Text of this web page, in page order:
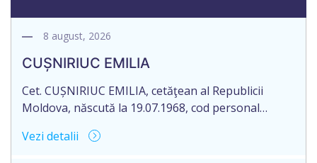
8 august, 2026
CUȘNIRIUC EMILIA
Cet. CUȘNIRIUC EMILIA, cetăţean al Republicii
Moldova, născută la 19.07.1968, cod personal
raionul Fălești, satul Comarovca, aduce la
Vezi detalii